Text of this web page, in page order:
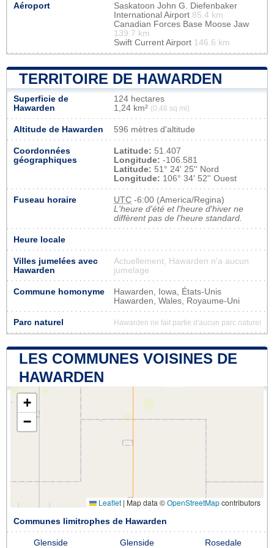
Aéroport
Saskatoon John G. Diefenbaker
International Airport 85.4 km
Canadian Forces Base Moose Jaw
139.7 km
Swift Current Airport 146.6 km
TERRITOIRE DE HAWARDEN
Superficie de
Hawarden
124 hectares
1,24 km² (0,48 sq mi)
Altitude de Hawarden 596 mètres d'altitude
Coordonnées
géographiques
Latitude: 51.407
Longitude: -106.581
Latitude: 51° 24' 25'' Nord
Longitude: 106° 34' 52'' Ouest
Fuseau horaire UTC -6:00 (America/Regina)
L'heure d'été et l'heure d'hiver ne
diffèrent pas de l'heure standard.
Heure locale
Villes jumelées avec
Hawarden
Actuellement, Hawarden n'a aucun
jumelage
Commune homonyme
Hawarden, Iowa, États-Unis
Hawarden, Wales, Royaume-Uni
Parc naturel Hawarden ne fait partie d'aucun parc naturel
LES COMMUNES VOISINES DE
HAWARDEN
+
−
Leaflet | Map data ©OpenStreetMapcontributors
Communes limitrophes de Hawarden
Glenside Glenside Rosedale